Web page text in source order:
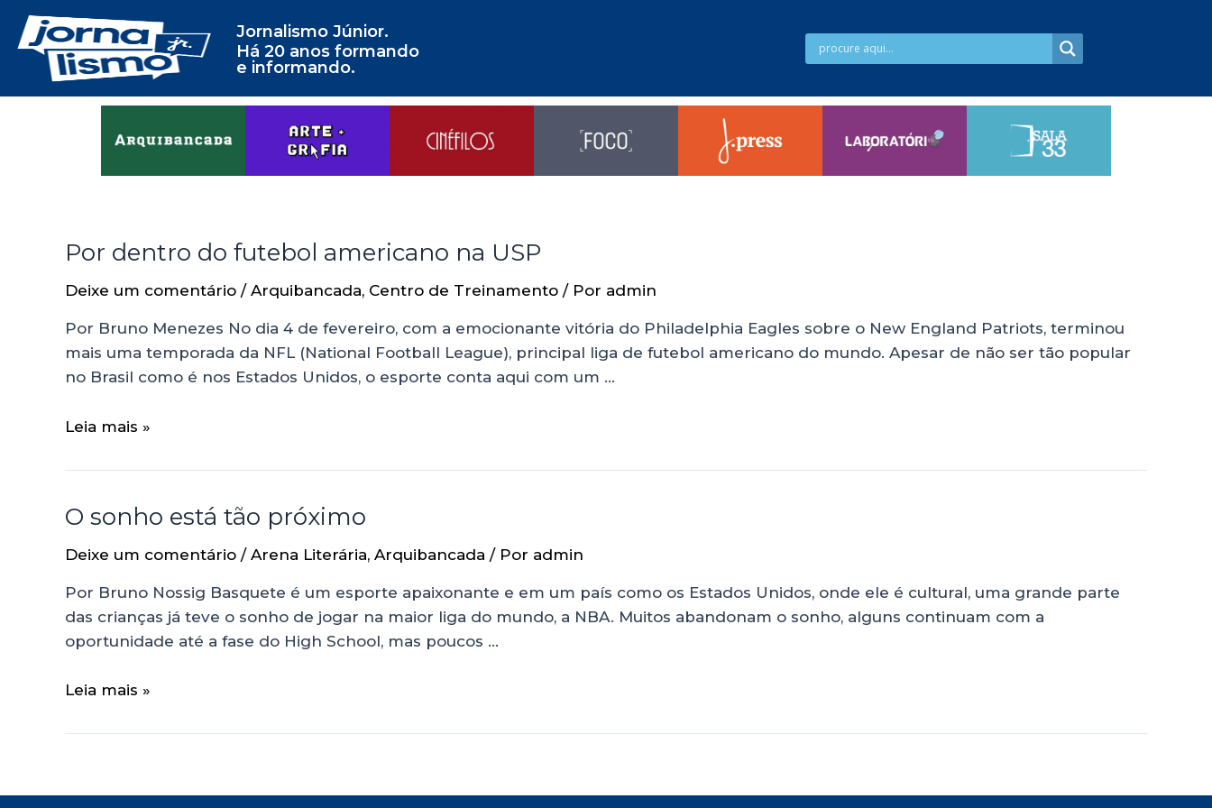
Jornalismo Júnior.
Há 20 anos formando
e informando.
Por dentro do futebol americano na USP
Deixe um comentário / Arquibancada, Centro de Treinamento / Por admin
Por Bruno Menezes No dia 4 de fevereiro, com a emocionante vitória do Philadelphia Eagles sobre o New England Patriots, terminou
mais uma temporada da NFL (National Football League), principal liga de futebol americano do mundo. Apesar de não ser tão popular
no Brasil como é nos Estados Unidos, o esporte conta aqui com um …
Leia mais »
O sonho está tão próximo
Deixe um comentário / Arena Literária, Arquibancada / Por admin
Por Bruno Nossig Basquete é um esporte apaixonante e em um país como os Estados Unidos, onde ele é cultural, uma grande parte
das crianças já teve o sonho de jogar na maior liga do mundo, a NBA. Muitos abandonam o sonho, alguns continuam com a
oportunidade até a fase do High School, mas poucos …
Leia mais »